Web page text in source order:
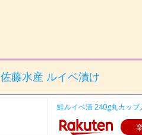
佐藤水産 ルイベ漬け
鮭ルイベ漬 240g丸カップ